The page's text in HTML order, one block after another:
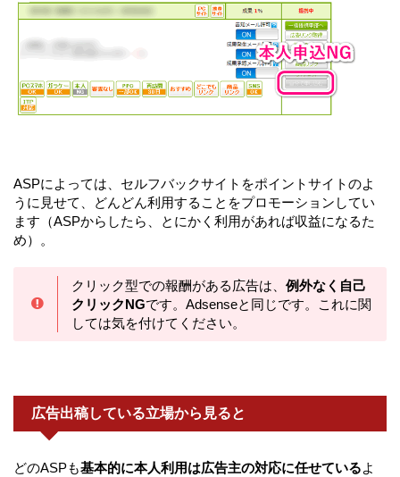
ASPによっては、セルフバックサイトをポイントサイトのよ
うに見せて、どんどん利用することをプロモーションしてい
ます（ASPからしたら、とにかく利用があれば収益になるた
め）。
クリック型での報酬がある広告は、 例外なく自己
クリックNGです。Adsenseと同じです。これに関
しては気を付けてください。
広告出稿している立場から見ると
どのASPも基本的に本人利用は広告主の対応に任せているよ